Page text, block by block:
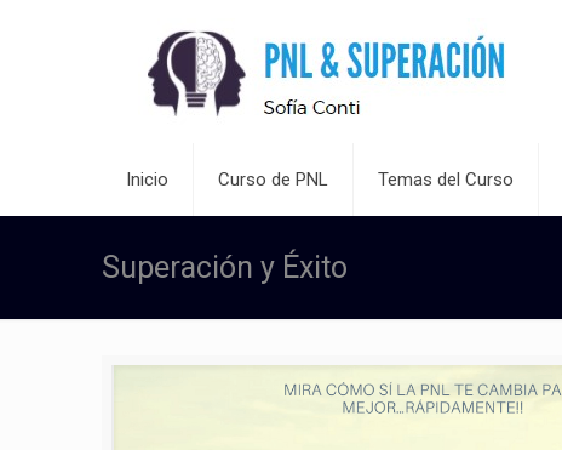
Inicio Curso de PNL Temas del Curso
Superación y Éxito